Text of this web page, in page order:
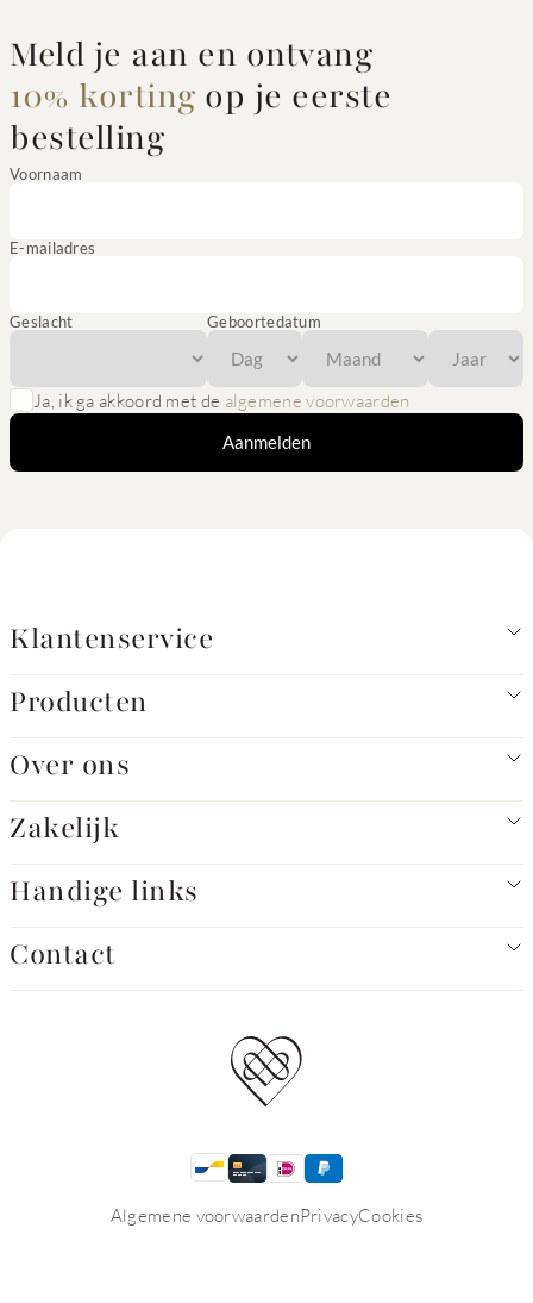
Meld je aan en ontvang
10% korting op je eerste
bestelling
Voornaam
E-mailadres
Geslacht Geboortedatum
Ja, ik ga akkoord met de algemene voorwaarden
Aanmelden
Klantenservice
Producten
Over ons
Zakelijk
Handige links
Contact
Algemene voorwaardenPrivacyCookies